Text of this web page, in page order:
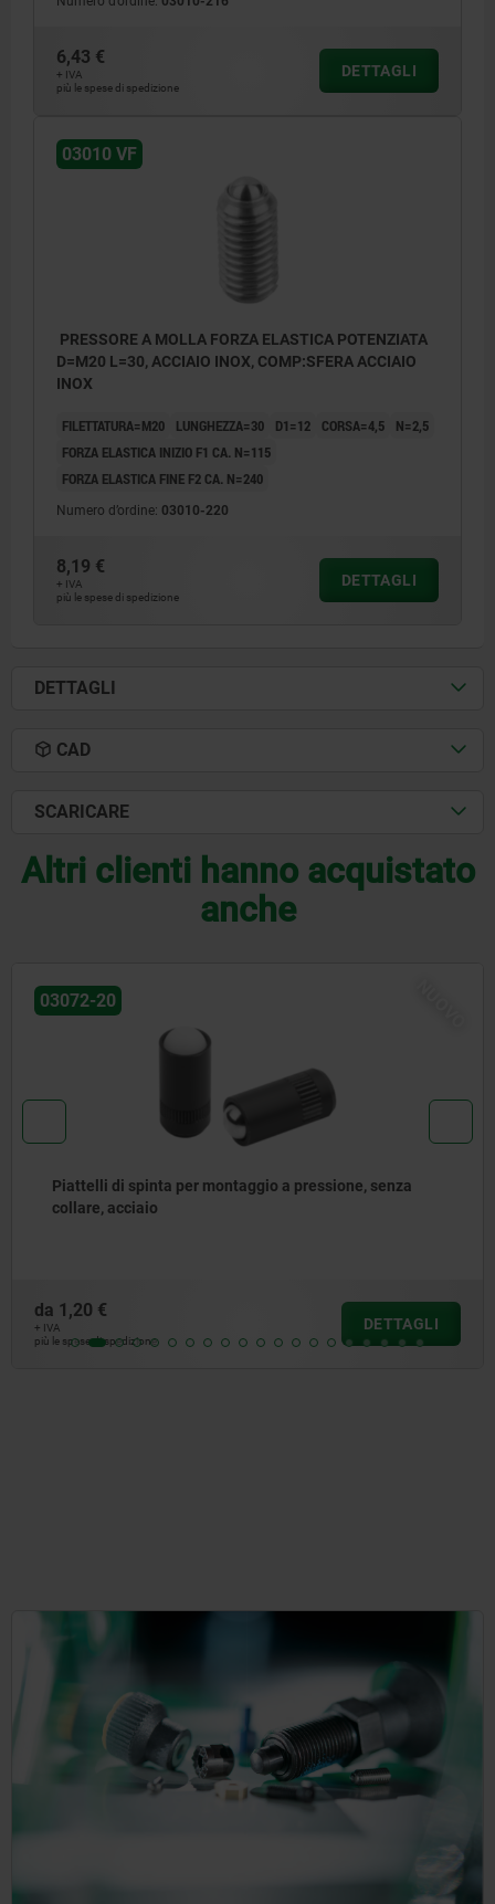
6,43 €
+ IVA
più le spese di spedizione
DETTAGLI
03010 VF
PRESSORE A MOLLA FORZA ELASTICA POTENZIATA
D=M20 L=30, ACCIAIO INOX, COMP:SFERA ACCIAIO
INOX
FILETTATURA=M20 LUNGHEZZA=30 D1=12 CORSA=4,5
N=2,5
FORZA ELASTICA INIZIO F1 CA. N=115
FORZA ELASTICA FINE F2 CA. N=240
Numero d’ordine: 03010-220
8,19 €
+ IVA
più le spese di spedizione
DETTAGLI
DETTAGLI
CAD
SCARICARE
Altri clienti hanno acquistato
anche
NUOVO
senza
DETTAGLI
Piattelli di spinta per montaggio a
più le spese di spedizione